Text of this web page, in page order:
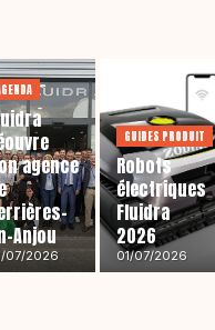
agence
Anjou
07/2026
GUIDES PRODUIT
Robots
électriques
Fluidra
2026
01/07/2026